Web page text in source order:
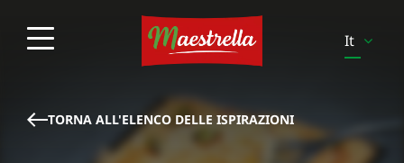
It
Pt
TORNA ALL'ELENCO DELLE ISPIRAZIONI